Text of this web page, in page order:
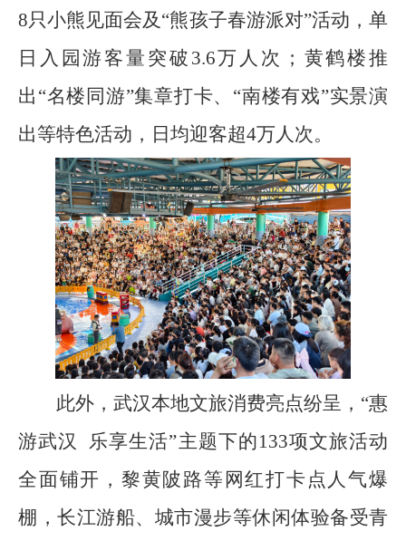
8只小熊见面会及“熊孩子春游派对”活动，单
日入园游客量突破3.6万人次；黄鹤楼推
出“名楼同游”集章打卡、“南楼有戏”实景演
出等特色活动，日均迎客超4万人次。
此外，武汉本地文旅消费亮点纷呈，“惠
游武汉 乐享生活”主题下的133项文旅活动
全面铺开，黎黄陂路等网红打卡点人气爆
棚，长江游船、城市漫步等休闲体验备受青